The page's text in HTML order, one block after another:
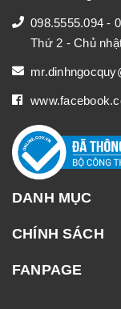
098.5555.094 -
Thứ 2 - Chủ
DANH MỤC
CHÍNH SÁCH
FANPAGE